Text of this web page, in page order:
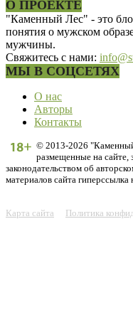
О ПРОЕКТЕ
"Каменный Лес" - это
понятия о мужском
мужчины.
Свяжитесь с нами:
МЫ В СОЦСЕТЯХ
О нас
Авторы
Контакты
© 2013-2026
размещенные на сайте,
законодательством об
материалов сайта гиперссылка
Карта сайта Политика